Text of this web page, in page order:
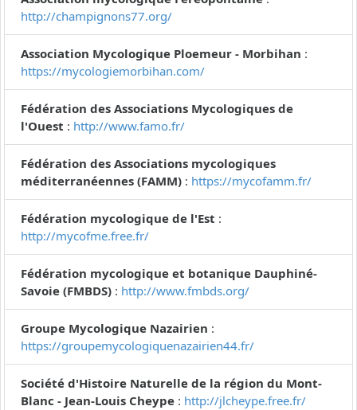
http://champignons77.org/
Association Mycologique Ploemeur - Morbihan :
https://mycologiemorbihan.com/
Fédération des Associations Mycologiques de
l'Ouest : http://www.famo.fr/
Fédération des Associations mycologiques
méditerranéennes (FAMM) : https://mycofamm.fr/
Fédération mycologique de l'Est :
http://mycofme.free.fr/
Fédération mycologique et botanique Dauphiné-
Savoie (FMBDS) : http://www.fmbds.org/
Groupe Mycologique Nazairien :
https://groupemycologiquenazairien44.fr/
Société d'Histoire Naturelle de la région du Mont-
Blanc - Jean-Louis Cheype : http://jlcheype.free.fr/